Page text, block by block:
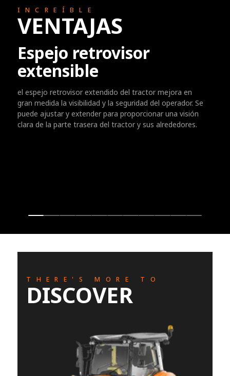
INCREÍBLE
VENTAJAS
Espejo retrovisor
extensible
el espejo retrovisor extendido del tractor mejora en
gran medida la visibilidad y la seguridad del operador. Se
puede ajustar y extender para proporcionar una visión
clara de la parte trasera del tractor y sus alrededores.
THERE'S MORE TO
DISCOVER